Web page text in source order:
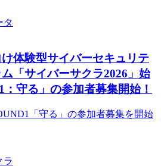
タ
体験型サイバーセキュリテ
「サイバーサクラ2026」始
守る」の参加者募集開始！
「守る」の参加者募集を開始
ラ